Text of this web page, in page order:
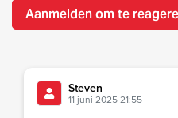
Aanmelden om te
Steven
11 juni 2025 21:55